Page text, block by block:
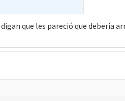
que les pareció que debería